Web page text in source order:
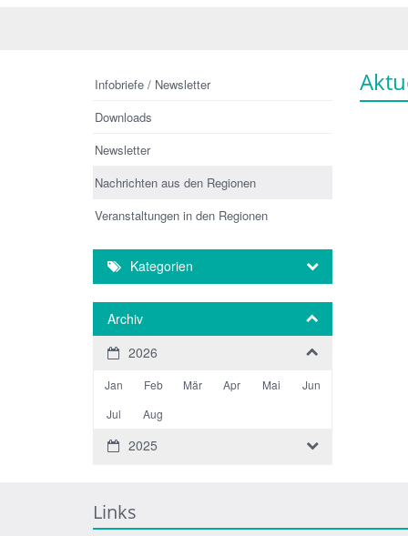
Infobriefe / Newsletter
Downloads
Newsletter
Nachrichten aus den Regionen
Veranstaltungen in den Regionen
Kategorien
Archiv
2026
Jan Feb Mär Apr Mai
Jun
Jul
Aug
2025
Links